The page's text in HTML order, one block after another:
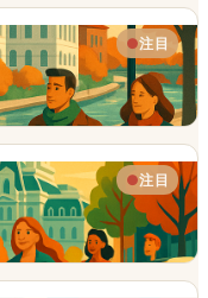
注目
注目